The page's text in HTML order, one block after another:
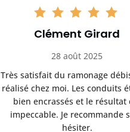
Clément Girard
28 août 2025
Très satisfait du ramonage
réalisé chez moi. Les conduits
bien encrassés et le résultat
impeccable. Je recommande
hésiter.